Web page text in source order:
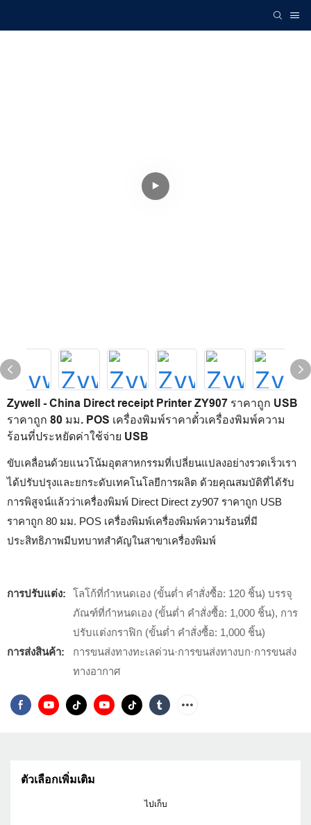
Zywell - China Direct receipt Printer ZY907 ราคาถูก USB
ราคาถูก 80 มม. POS เครื่องพิมพ์ราคาตั๋วเครื่องพิมพ์ความ
ร้อนที่ประหยัดค่าใช้จ่าย USB
ขับเคลื่อนด้วยแนวโน้มอุตสาหกรรมที่เปลี่ยนแปลงอย่างรวดเร็วเรา
ได้ปรับปรุงและยกระดับเทคโนโลยีการผลิต ด้วยคุณสมบัติที่ได้รับ
การพิสูจน์แล้วว่าเครื่องพิมพ์ Direct Direct zy907 ราคาถูก USB
ราคาถูก 80 มม. POS เครื่องพิมพ์เครื่องพิมพ์ความร้อนที่มี
ประสิทธิภาพมีบทบาทสำคัญในสาขาเครื่องพิมพ์
การปรับแต่ง:
โลโก้ที่กำหนดเอง (ขั้นต่ำ คำสั่งซื้อ: 120 ชิ้น) บรรจุ
ภัณฑ์ที่กำหนดเอง (ขั้นต่ำ คำสั่งซื้อ: 1,000 ชิ้น), การ
ปรับแต่งกราฟิก (ขั้นต่ำ คำสั่งซื้อ: 1,000 ชิ้น)
การส่งสินค้า:
การขนส่งทางทะเลด่วน·การขนส่งทางบก·การขนส่ง
ทางอากาศ
ตัวเลือกเพิ่มเติม
ไปเก็บ